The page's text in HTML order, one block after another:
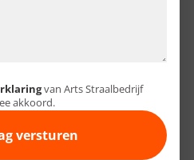
van Arts Straalbedrijf
akkoord.